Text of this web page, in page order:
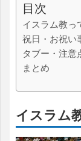
目次
イスラム教っ
祝日・お祝い
タブー・注意
まとめ
イスラム